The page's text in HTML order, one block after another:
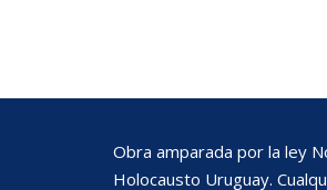
Obra amparada por la ley
Holocausto Uruguay.